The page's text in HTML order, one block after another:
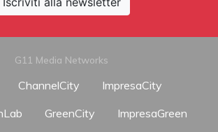
G11 Media Networks
ChannelCity
ImpresaCity
GreenCity
ImpresaGreen